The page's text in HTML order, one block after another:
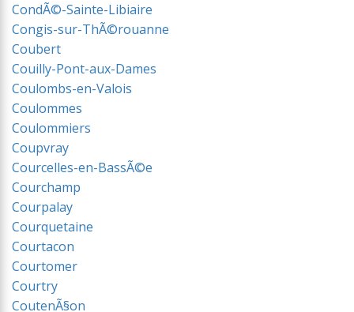
CondÃ©-Sainte-Libiaire
Congis-sur-ThÃ©rouanne
Coubert
Couilly-Pont-aux-Dames
Coulombs-en-Valois
Coulommes
Coulommiers
Coupvray
Courcelles-en-BassÃ©e
Courchamp
Courpalay
Courquetaine
Courtacon
Courtomer
Courtry
CoutenÃ§on